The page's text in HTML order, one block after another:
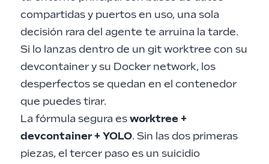
compartidas y puertos en uso, una sola
decisión rara del agente te arruina la tarde.
Si lo lanzas dentro de un git worktree con su
devcontainer y su Docker network, los
desperfectos se quedan en el contenedor
que puedes tirar.
La fórmula segura es worktree +
devcontainer + YOLO. Sin las dos primeras
piezas, el tercer paso es un suicidio